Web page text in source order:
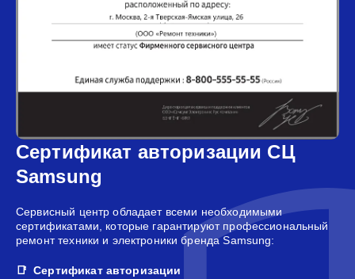
Сертификат авторизации СЦ
Samsung
Сервисный центр обладает всеми необходимыми
сертификатами, которые гарантируют профессиональный
ремонт техники и электроники бренда Samsung:
Сертификат авторизации